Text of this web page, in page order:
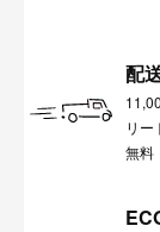
配
リー
無料